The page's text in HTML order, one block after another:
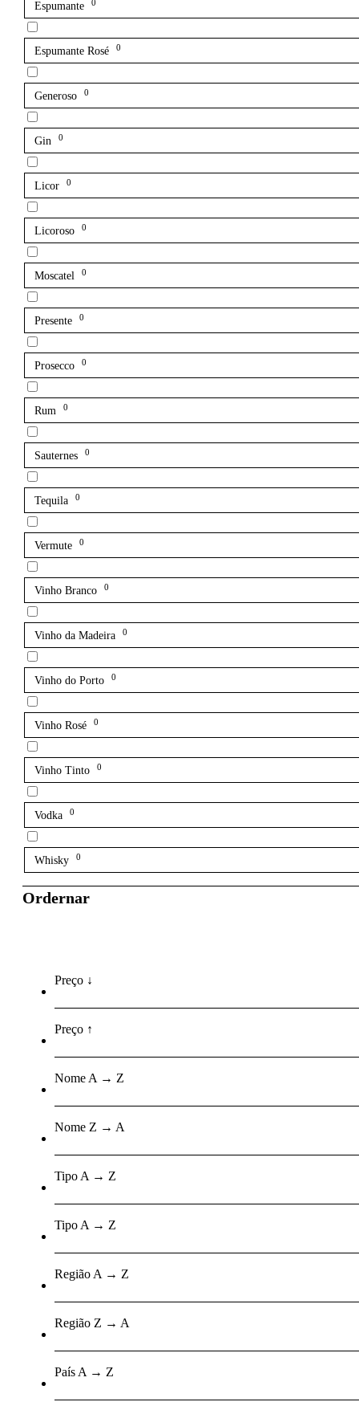
Espumante 0
Espumante Rosé 0
Generoso 0
Gin 0
Licor 0
Licoroso 0
Moscatel 0
Presente 0
Prosecco 0
Rum 0
Sauternes 0
Tequila 0
Vermute 0
Vinho Branco 0
Vinho da Madeira 0
Vinho do Porto 0
Vinho Rosé 0
Vinho Tinto 0
Vodka 0
Whisky 0
Ordernar
Preço ↓
Preço ↑
Nome A → Z
Nome Z → A
Tipo A → Z
Tipo A → Z
Região A → Z
Região Z → A
País A → Z